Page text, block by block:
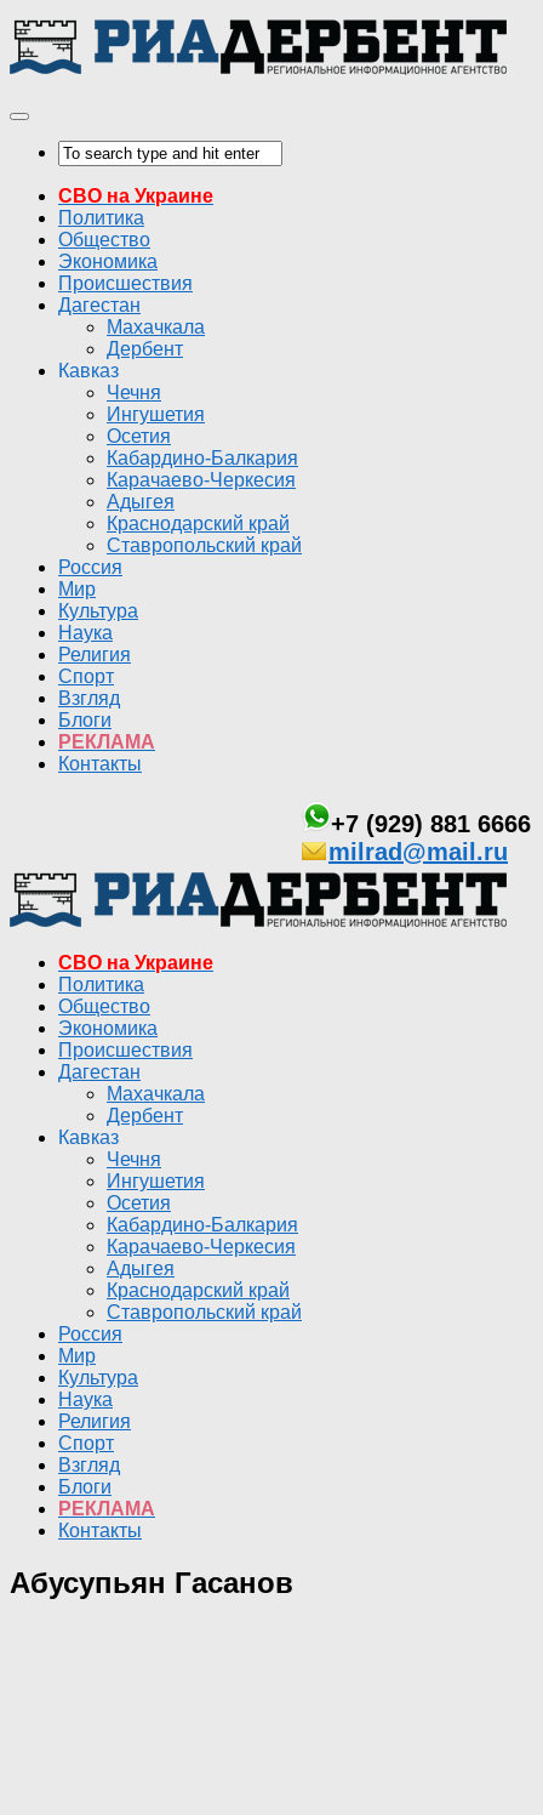
СВО на Украине
Политика
Общество
Экономика
Происшествия
Дагестан
Махачкала
Дербент
Кавказ
Чечня
Ингушетия
Осетия
Кабардино-Балкария
Карачаево-Черкесия
Адыгея
Краснодарский край
Ставропольский край
Россия
Мир
Культура
Наука
Религия
Спорт
Взгляд
Блоги
РЕКЛАМА
Контакты
+7 (929) 881 6666
milrad@mail.ru
СВО на Украине
Политика
Общество
Экономика
Происшествия
Дагестан
Махачкала
Дербент
Кавказ
Чечня
Ингушетия
Осетия
Кабардино-Балкария
Карачаево-Черкесия
Адыгея
Краснодарский край
Ставропольский край
Россия
Мир
Культура
Наука
Религия
Спорт
Взгляд
Блоги
РЕКЛАМА
Контакты
Абусупьян Гасанов